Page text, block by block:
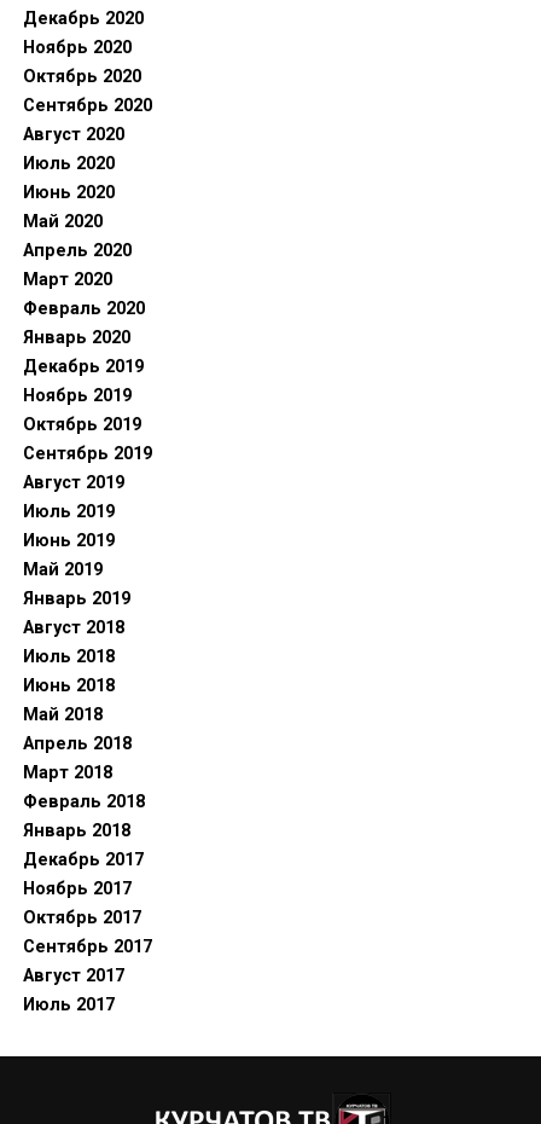
Декабрь 2020
Ноябрь 2020
Октябрь 2020
Сентябрь 2020
Август 2020
Июль 2020
Июнь 2020
Май 2020
Апрель 2020
Март 2020
Февраль 2020
Январь 2020
Декабрь 2019
Ноябрь 2019
Октябрь 2019
Сентябрь 2019
Август 2019
Июль 2019
Июнь 2019
Май 2019
Январь 2019
Август 2018
Июль 2018
Июнь 2018
Май 2018
Апрель 2018
Март 2018
Февраль 2018
Январь 2018
Декабрь 2017
Ноябрь 2017
Октябрь 2017
Сентябрь 2017
Август 2017
Июль 2017